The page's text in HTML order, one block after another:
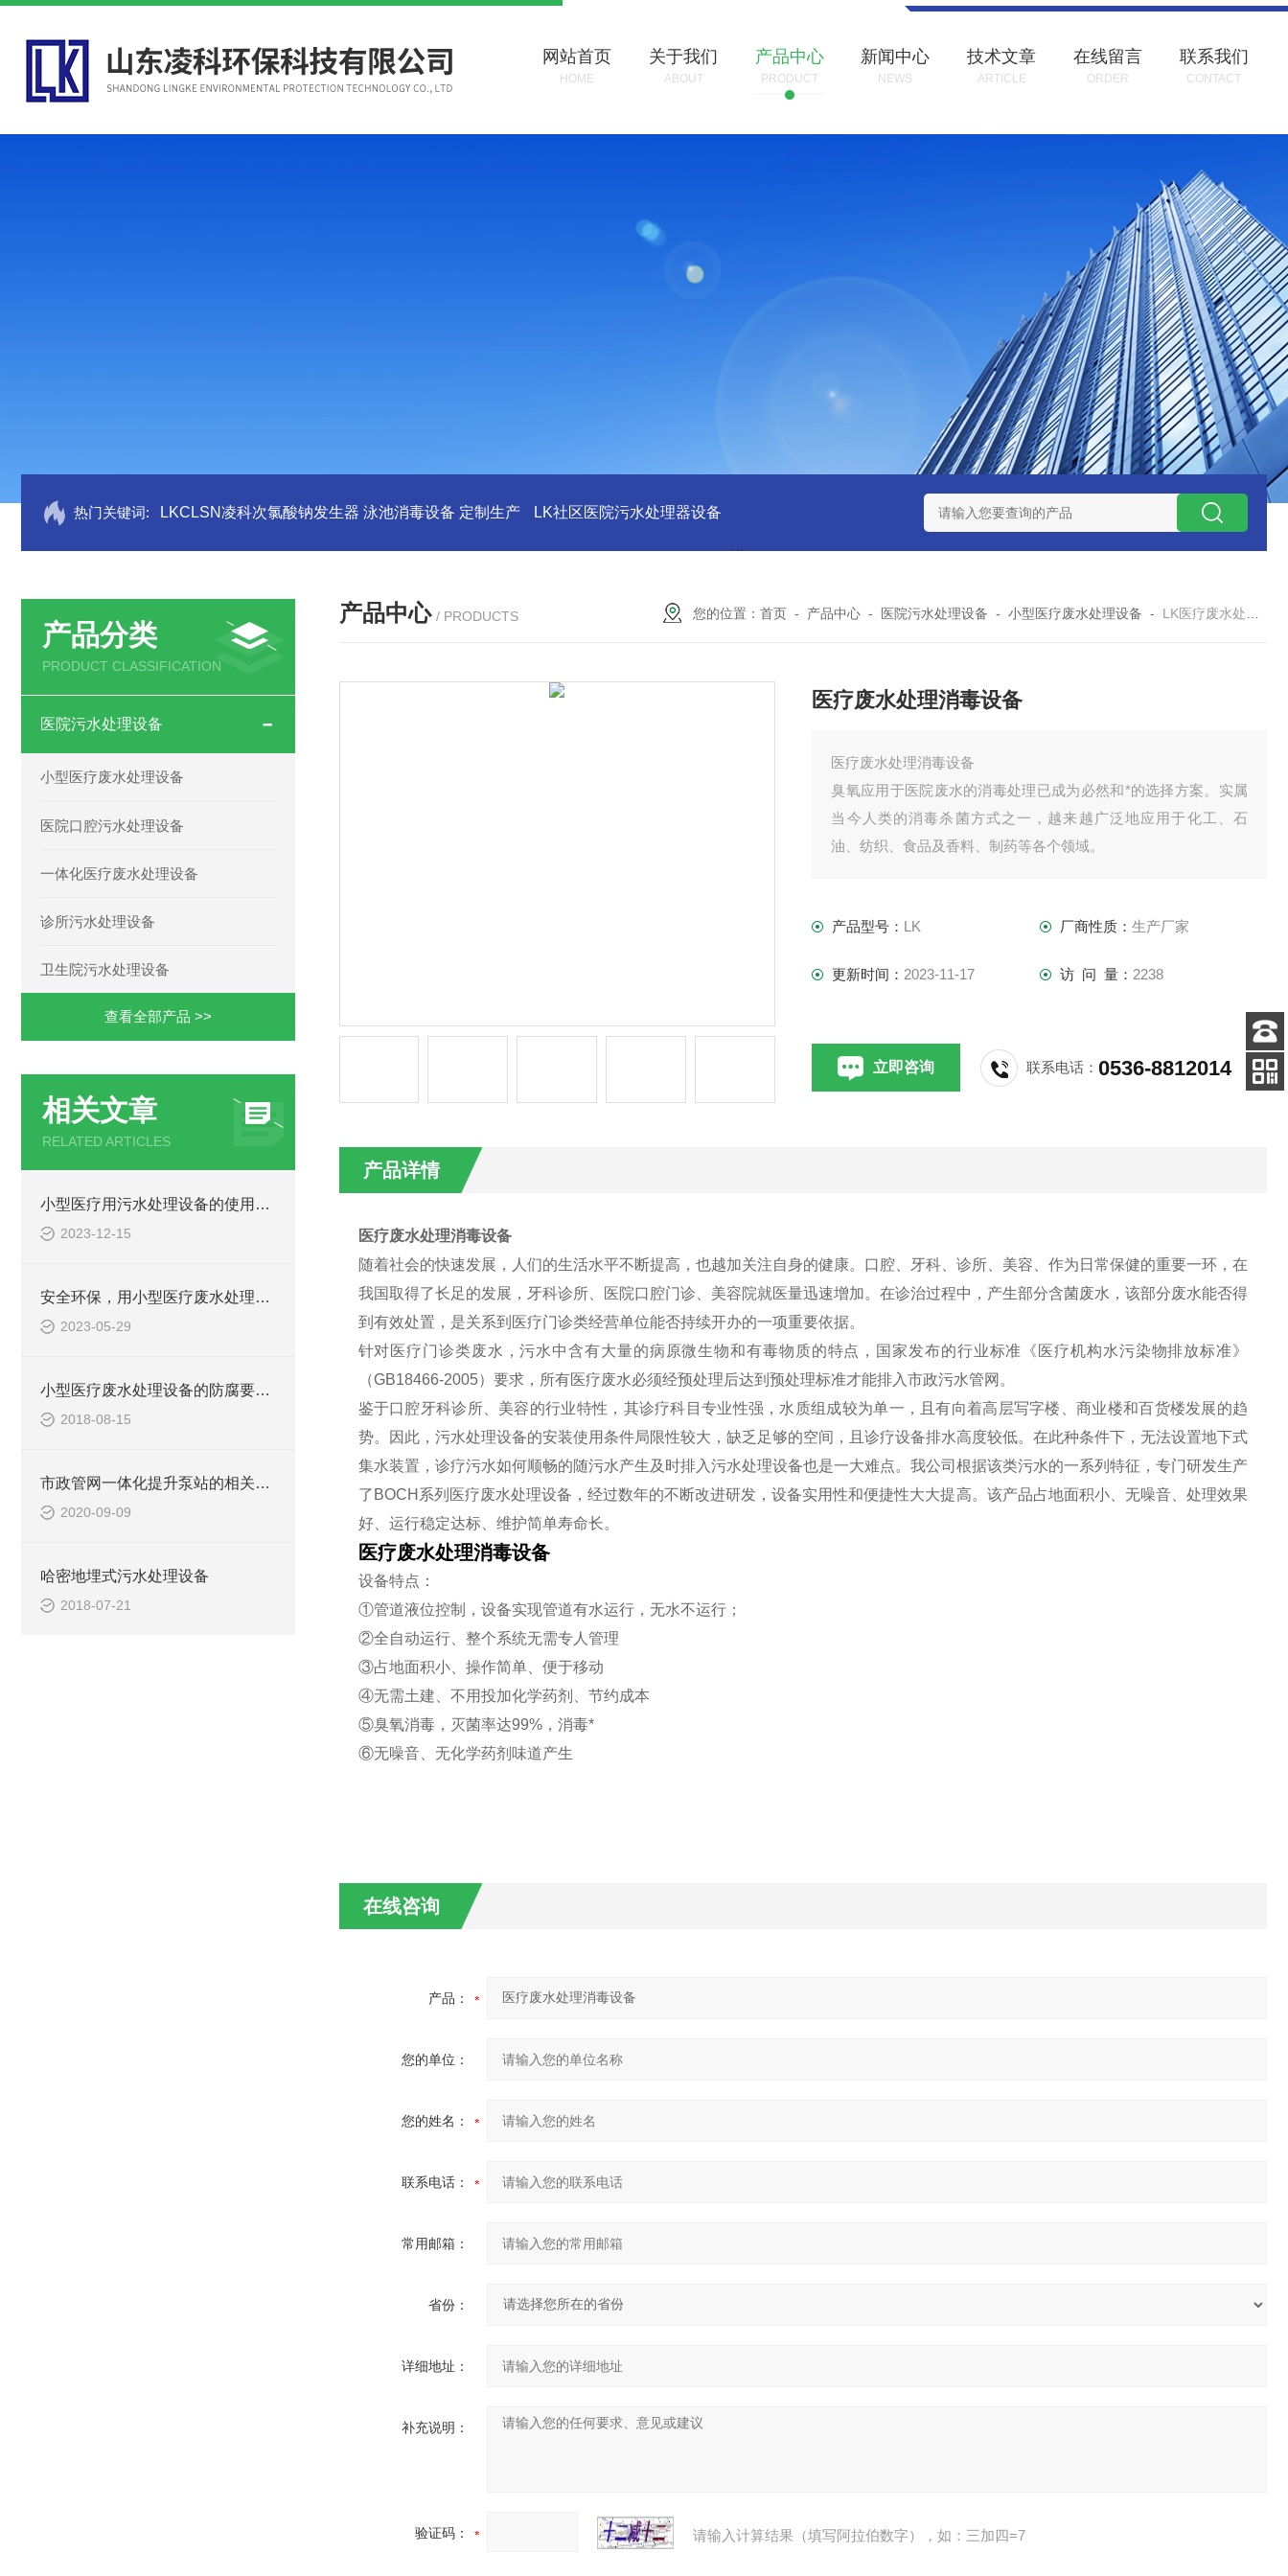
网站首页
HOME
关于我们
ABOUT
产品中心
PRODUCT
新闻中心
NEWS
技术文章
ARTICLE
在线留言
ORDER
联系我们
CONTACT
热门关键词: LKCLSN凌科次氯酸钠发生器 泳池消毒设备 定制生产 LK社区医院污水处理器设备 LK康复医院废水处理器设备 LK康复医院污水处理
产品分类
PRODUCT CLASSIFICATION
医院污水处理设备
小型医疗废水处理设备
医院口腔污水处理设备
一体化医疗废水处理设备
诊所污水处理设备
卫生院污水处理设备
查看全部产品 >>
相关文章
RELATED ARTICLES
小型医疗用污水处理设备的使用注意事项
2023-12-15
安全环保，用小型医疗废水处理设备
2023-05-29
小型医疗废水处理设备的防腐要求你做到了吗
2018-08-15
市政管网一体化提升泵站的相关知识介绍
2020-09-09
哈密地埋式污水处理设备
2018-07-21
产品中心 / PRODUCTS 您的位置：首页 - 产品中心 - 医院污水处理设备 -小型医疗废水处理设备 - LK医疗废水处理消毒设备
医疗废水处理消毒设备
医疗废水处理消毒设备
臭氧应用于医院废水的消毒处理已成为必然和*的选择方案。实属
当今人类的消毒杀菌方式之一，越来越广泛地应用于化工、石
油、纺织、食品及香料、制药等各个领域。
产品型号： LK 厂商性质： 生产厂家
更新时间： 2023-11-17 访 问 量： 2238
立即咨询 联系电话：0536-8812014
产品详情
医疗废水处理消毒设备
随着社会的快速发展，人们的生活水平不断提高，也越加关注自身的健康。口腔、牙科、诊所、美容、作为日常保健的重要一环，在
我国取得了长足的发展，牙科诊所、医院口腔门诊、美容院就医量迅速增加。在诊治过程中，产生部分含菌废水，该部分废水能否得
到有效处置，是关系到医疗门诊类经营单位能否持续开办的一项重要依据。
针对医疗门诊类废水，污水中含有大量的病原微生物和有毒物质的特点，国家发布的行业标准《医疗机构水污染物排放标准》
（GB18466-2005）要求，所有医疗废水必须经预处理后达到预处理标准才能排入市政污水管网。
鉴于口腔牙科诊所、美容的行业特性，其诊疗科目专业性强，水质组成较为单一，且有向着高层写字楼、商业楼和百货楼发展的趋
势。因此，污水处理设备的安装使用条件局限性较大，缺乏足够的空间，且诊疗设备排水高度较低。在此种条件下，无法设置地下式
集水装置，诊疗污水如何顺畅的随污水产生及时排入污水处理设备也是一大难点。我公司根据该类污水的一系列特征，专门研发生产
了BOCH系列医疗废水处理设备，经过数年的不断改进研发，设备实用性和便捷性大大提高。该产品占地面积小、无噪音、处理效果
好、运行稳定达标、维护简单寿命长。
医疗废水处理消毒设备
设备特点：
①管道液位控制，设备实现管道有水运行，无水不运行；
②全自动运行、整个系统无需专人管理
③占地面积小、操作简单、便于移动
④无需土建、不用投加化学药剂、节约成本
⑤臭氧消毒，灭菌率达99%，消毒*
⑥无噪音、无化学药剂味道产生
在线咨询
产品：
您的单位：
您的姓名：
联系电话：
常用邮箱：
省份：
详细地址：
补充说明：
验证码： 请输入计算结果（填写阿拉伯数字），如：三加四=7
客服
电话